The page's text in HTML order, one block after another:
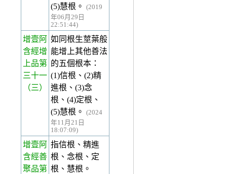
(5)慧根。
(2019
年06月29日
22:51:44)
增壹阿
含經增
上品第
三十一
（三）
如同根生莖葉般
能增上其他善法
的五個根本：
(1)信根、(2)精
進根、(3)念
根、(4)定根、
(5)慧根。
(2024
年11月21日
18:07:09)
增壹阿
含經善
聚品第
指信根、精進
根、念根、定
根、慧根。